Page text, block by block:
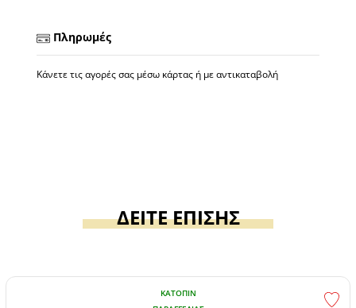
Πληρωμές
Κάνετε τις αγορές σας μέσω κάρτας ή με αντικαταβολή
ΔΕΙΤΕ ΕΠΙΣΗΣ
ΚΑΤΌΠΙΝ